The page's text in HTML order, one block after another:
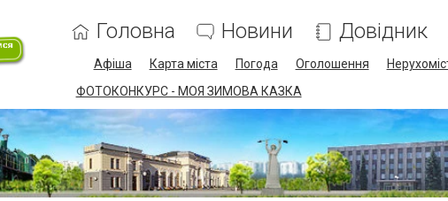
Головна Новини Довідник
Афіша Карта міста Погода Оголошення
ФОТОКОНКУРС - МОЯ ЗИМОВА КАЗКА